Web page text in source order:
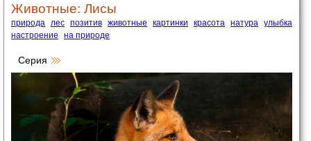
Животные: Лисы
природа лес позитив животные картинки красота натура улыбка
настроение
на природе
Серия